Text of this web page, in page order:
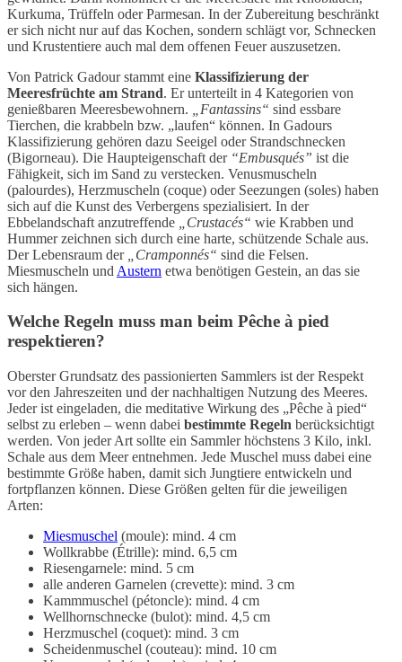
Kurkuma, Trüffeln oder Parmesan. In der Zubereitung beschränkt
er sich nicht nur auf das Kochen, sondern schlägt vor, Schnecken
und Krustentiere auch mal dem offenen Feuer auszusetzen.
Von Patrick Gadour stammt eine Klassifizierung der
Meeresfrüchte am Strand. Er unterteilt in 4 Kategorien von
genießbaren Meeresbewohnern.
„Fantassins“ sind essbare
Tierchen, die krabbeln bzw. „laufen“ können. In Gadours
Klassifizierung gehören dazu Seeigel oder Strandschnecken
(Bigorneau). Die Haupteigenschaft der “Embusqués” ist die
Fähigkeit, sich im Sand zu verstecken. Venusmuscheln
(palourdes), Herzmuscheln (coque) oder Seezungen (soles) haben
sich auf die Kunst des Verbergens spezialisiert. In der
Ebbelandschaft anzutreffende
„Crustacés“ wie Krabben und
Hummer zeichnen sich durch eine harte, schützende Schale aus.
Der Lebensraum der
„Cramponnés“ sind die Felsen.
Miesmuscheln und Austern etwa benötigen Gestein, an das sie
sich hängen.
Welche Regeln muss man beim Pêche à pied
respektieren?
Oberster Grundsatz des passionierten Sammlers ist der Respekt
vor den Jahreszeiten und der nachhaltigen Nutzung des Meeres.
Jeder ist eingeladen, die meditative Wirkung des „Pêche à pied“
selbst zu erleben – wenn dabei bestimmte Regeln berücksichtigt
werden. Von jeder Art sollte ein Sammler höchstens 3 Kilo, inkl.
Schale aus dem Meer entnehmen. Jede Muschel muss dabei eine
bestimmte Größe haben, damit sich Jungtiere entwickeln und
fortpflanzen können. Diese Größen gelten für die jeweiligen
Arten:
Miesmuschel (moule): mind. 4 cm
Wollkrabbe (Étrille): mind. 6,5 cm
Riesengarnele: mind. 5 cm
alle anderen Garnelen (crevette): mind. 3 cm
Kammmuschel (pétoncle): mind. 4 cm
Wellhornschnecke (bulot): mind. 4,5 cm
Herzmuschel (coquet): mind. 3 cm
Scheidenmuschel (couteau): mind. 10 cm